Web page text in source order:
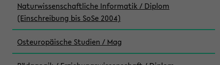
Naturwissenschaftliche Informatik / Diplom
(Einschreibung bis SoSe 2004)
Osteuropäische Studien / Mag